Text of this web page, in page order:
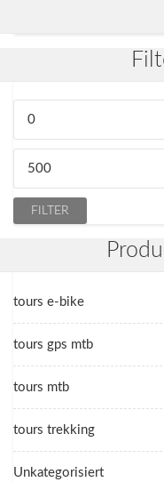
Min.
Preis
Max.
Preis
FILTER
tours e-bike
tours gps mtb
tours mtb
tours trekking
Unkategorisiert